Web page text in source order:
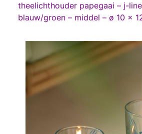
theelichthouder papegaai – j-
blauw/groen – middel – ø 10 x